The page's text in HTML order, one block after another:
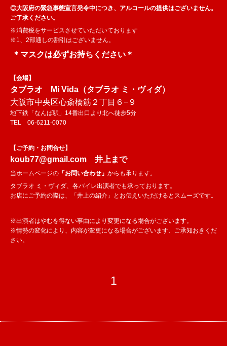
◎大阪府の緊急事態宣言発令中につき、アルコールの提供はございません。
ご了承ください。
※消費税をサービスさせていただいております
※1、2部通しの割引はございません。
＊マスクは必ずお持ちください＊
【会場】
タブラオ Mi Vida（タブラオ ミ・ヴィダ）
大阪市中央区心斎橋筋２丁目６−９
地下鉄「なんば駅」14番出口より北へ徒歩5分
TEL 06-6211-0070
【ご予約・お問合せ】
koub77@gmail.com 井上まで
当ホームページの 「 お問い合わせ 」 からも承ります。
タブラオ ミ・ヴィダ、各バイレ出演者でも承っております。
お店にご予約の際は、「井上の紹介」とお伝えいただけるとスムーズです。
※出演者はやむを得ない事由により変更になる場合がございます。
※情勢の変化により、内容が変更になる場合がございます、ご承知おきくだ
さい。
1